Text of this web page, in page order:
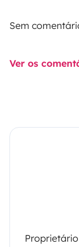
Sem
Ver os